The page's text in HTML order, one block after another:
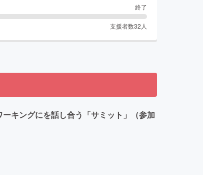
終了
支援者数32 人
キングにを話し合う「サミット」（参加